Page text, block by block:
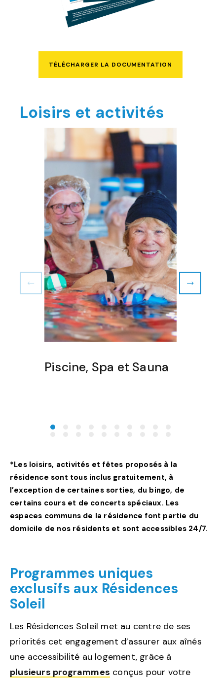
TÉLÉCHARGER LA DOCUMENTATION
Loisirs et activités
Piscine, Spa et Sauna
*Les loisirs, activités et fêtes proposés à la
résidence sont tous inclus gratuitement, à
l’exception de certaines sorties, du bingo, de
certains cours et de concerts spéciaux. Les
espaces communs de la résidence font partie du
domicile de nos résidents et sont accessibles 24/7.
Programmes uniques
exclusifs aux Résidences
Soleil
Les Résidences Soleil met au centre de ses
priorités cet engagement d’assurer aux aînés
une accessibilité au logement, grâce à
plusieurs programmes conçus pour votre